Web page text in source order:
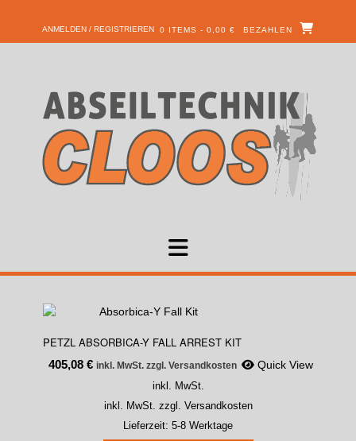
ANMELDEN / REGISTRIEREN 0 ITEMS - 0,00 € BEZAHLEN
PETZL ABSORBICA-Y FALL ARREST KIT
405,08 € inkl. MwSt. zzgl. Versandkosten Quick View
inkl. MwSt.
inkl. MwSt. zzgl. Versandkosten
Lieferzeit: 5-8 Werktage